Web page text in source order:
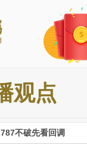
观点
不破先看回调